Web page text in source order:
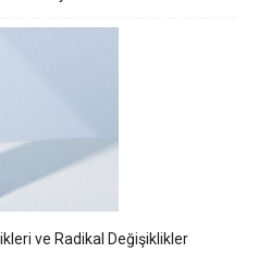
ve Radikal Değişiklikler